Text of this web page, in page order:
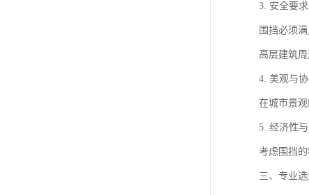
3. 安全要求
围挡必须
高层建筑
4. 美观与
在城市景
5. 经济性
考虑围挡
三、专业